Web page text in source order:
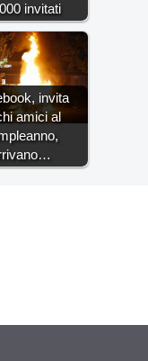
invitati
invita
amici al